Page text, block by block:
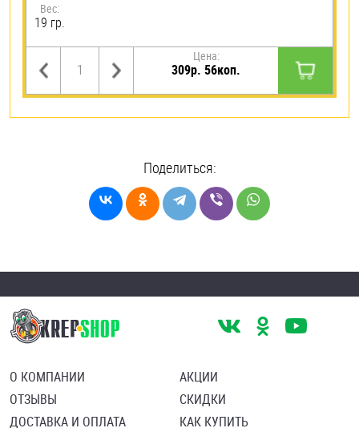
Вес:
19 гр.
Цена:
309р. 56коп.
Поделиться:
О КОМПАНИИ
ОТЗЫВЫ
ДОСТАВКА И ОПЛАТА
АКЦИИ
СКИДКИ
КАК КУПИТЬ